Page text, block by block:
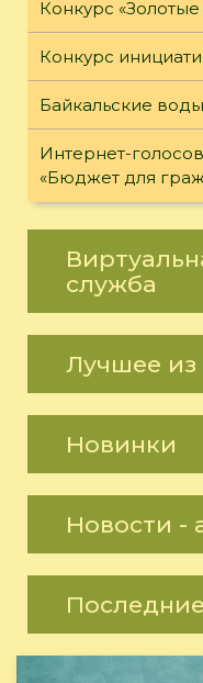
Конкурс
Конкурс
Байкальские воды
Интернет-
«Бюджет для
служба
Лучшее из
Новинки
Новости -